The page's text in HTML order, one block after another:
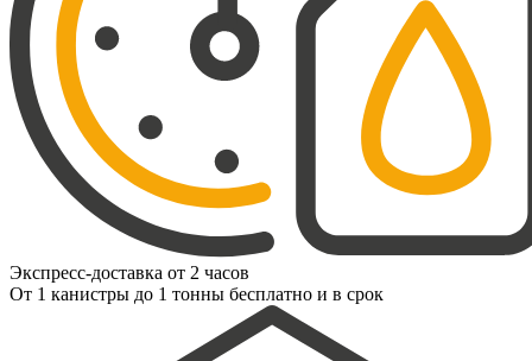
Экспресс-доставка от 2 часов
От 1 канистры до 1 тонны бесплатно и в срок